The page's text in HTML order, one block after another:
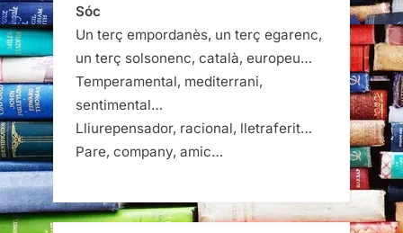
Sóc
Un terç empordanès, un terç egarenc,
un terç solsonenc, català, europeu…
Temperamental, mediterrani,
sentimental…
Lliurepensador, racional, lletraferit…
Pare, company, amic…